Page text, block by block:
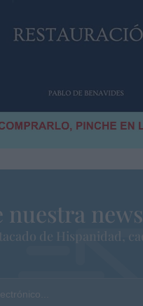
nuestra
de Hispanidad,